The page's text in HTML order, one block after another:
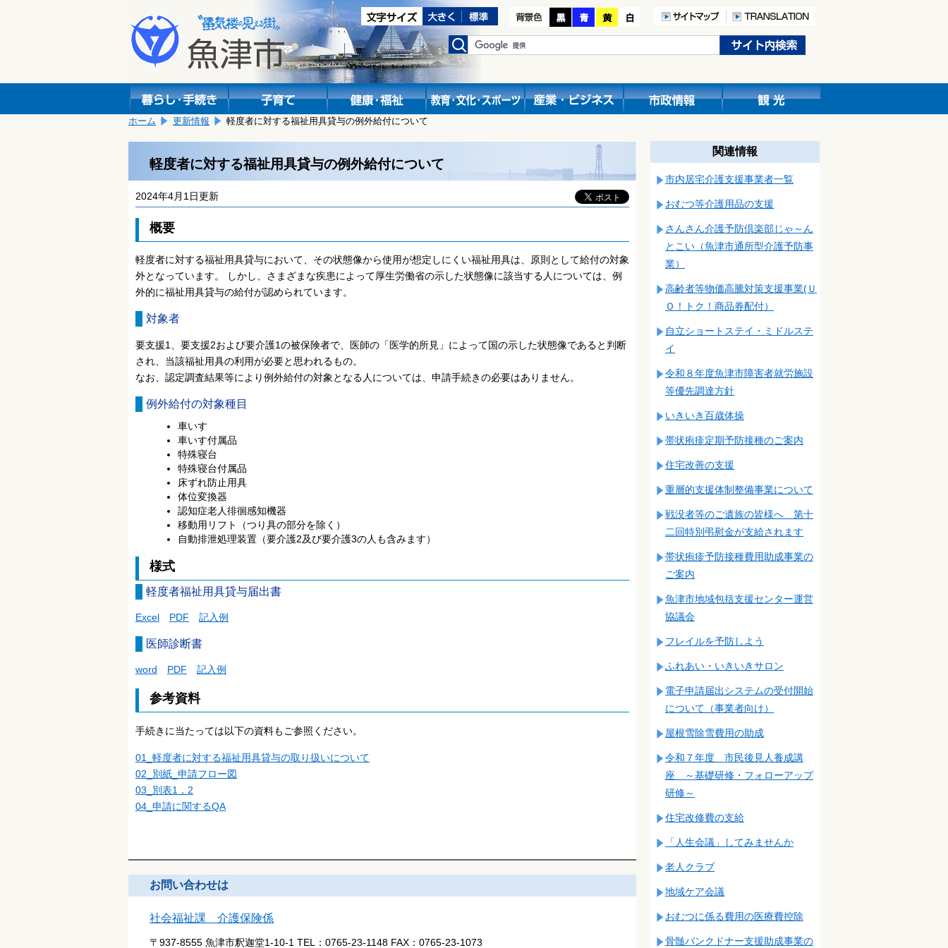
し
ホーム 更新情報 軽度者に対する福祉用具貸与の例外給付について
軽度者に対する福祉用具貸与の例外給付について
2024年4月1日更新
概要
軽度者に対する福祉用具貸与において、その状態像から使用が想定しにくい福祉用具は、原則として給付の対象
外となっています。 しかし、さまざまな疾患によって厚生労働省の示した状態像に該当する人については、例
外的に福祉用具貸与の給付が認められています。
対象者
要支援1、要支援2および要介護1の被保険者で、医師の「医学的所見」によって国の示した状態像であると判断
され、当該福祉用具の利用が必要と思われるもの。
なお、認定調査結果等により例外給付の対象となる人については、申請手続きの必要はありません。
例外給付の対象種目
車いす
車いす付属品
特殊寝台
特殊寝台付属品
床ずれ防止用具
体位変換器
認知症老人徘徊感知機器
移動用リフト（つり具の部分を除く）
自動排泄処理装置（要介護2及び要介護3の人も含みます）
様式
軽度者福祉用具貸与届出書
Excel PDF 記入例
医師診断書
word PDF 記入例
参考資料
手続きに当たっては以下の資料もご参照ください。
01_軽度者に対する福祉用具貸与の取り扱いについて
02_別紙_申請フロー図
03_別表1，2
04_申請に関するQA
お問い合わせは
社会福祉課 介護保険係
〒937-8555 魚津市釈迦堂1-10-1 TEL： 0765-23-1148 FAX： 0765-23-1073
関連情報
市内居宅介護支援事業者一覧
おむつ等介護用品の支援
さんさん介護予防倶楽部じゃ～ん
とこい（魚津市通所型介護予防事
業）
高齢者等物価高騰対策支援事業(Ｕ
Ｏ！トク！商品券配付）
自立ショートステイ・ミドルステ
イ
令和８年度魚津市障害者就労施設
等優先調達方針
いきいき百歳体操
帯状疱疹定期予防接種のご案内
住宅改善の支援
重層的支援体制整備事業について
戦没者等のご遺族の皆様へ 第十
二回特別弔慰金が支給されます
帯状疱疹予防接種費用助成事業の
ご案内
魚津市地域包括支援センター運営
協議会
フレイルを予防しよう
ふれあい・いきいきサロン
電子申請届出システムの受付開始
について（事業者向け）
屋根雪除雪費用の助成
令和７年度 市民後見人養成講
座 ～基礎研修・フォローアップ
研修～
住宅改修費の支給
「人生会議」してみませんか
老人クラブ
地域ケア会議
おむつに係る費用の医療費控除
骨髄バンクドナー支援助成事業の